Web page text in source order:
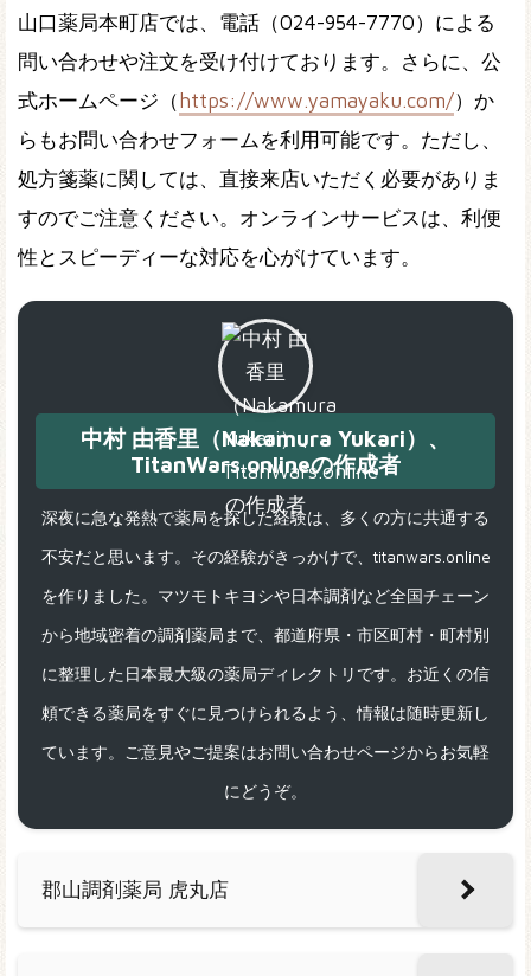
山口薬局本町店では、電話（024-954-7770）による
問い合わせや注文を受け付けております。さらに、公
式ホームページ（ https://www.yamayaku.com/）か
らもお問い合わせフォームを利用可能です。ただし、
処方箋薬に関しては、直接来店いただく必要がありま
すのでご注意ください。オンラインサービスは、利便
性とスピーディーな対応を心がけています。
中村 由香里（Nakamura Yukari）、
TitanWars.onlineの作成者
深夜に急な発熱で薬局を探した経験は、多くの方に共通する
不安だと思います。その経験がきっかけで、titanwars.online
を作りました。マツモトキヨシや日本調剤など全国チェーン
から地域密着の調剤薬局まで、都道府県・市区町村・町村別
に整理した日本最大級の薬局ディレクトリです。お近くの信
頼できる薬局をすぐに見つけられるよう、情報は随時更新し
ています。ご意見やご提案はお問い合わせページからお気軽
にどうぞ。
郡山調剤薬局 虎丸店